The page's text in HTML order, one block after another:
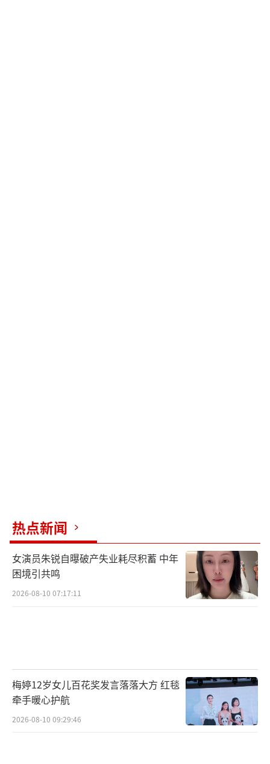
热点新闻
女演员朱锐自曝破产失业耗尽积蓄 中年
困境引共鸣
2026-08-10 07:17:11
梅婷12岁女儿百花奖发言落落大方 红毯
牵手暖心护航
2026-08-10 09:29:46